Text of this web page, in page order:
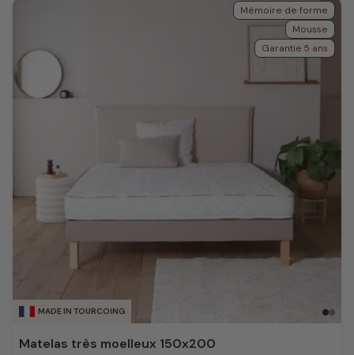
MADE IN TOURCOING
Mémoire de forme
Mousse
Garantie 5 ans
Matelas très moelleux 150x200